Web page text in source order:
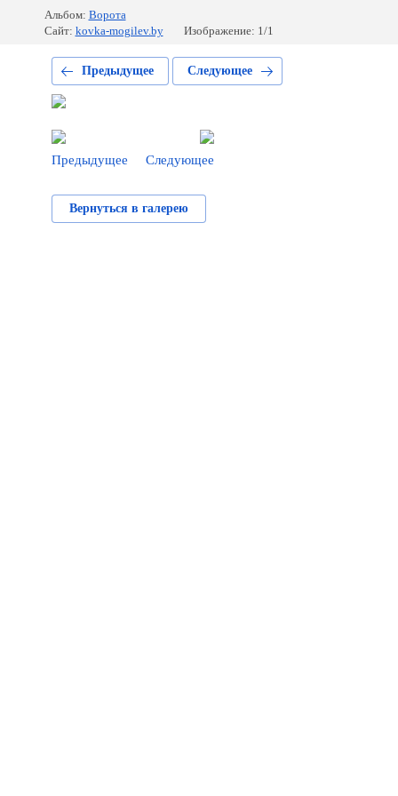
Альбом: Ворота
Сайт: kovka-mogilev.by Изображение: 1/1
Предыдущее Следующее
Предыдущее Следующее
Вернуться в галерею